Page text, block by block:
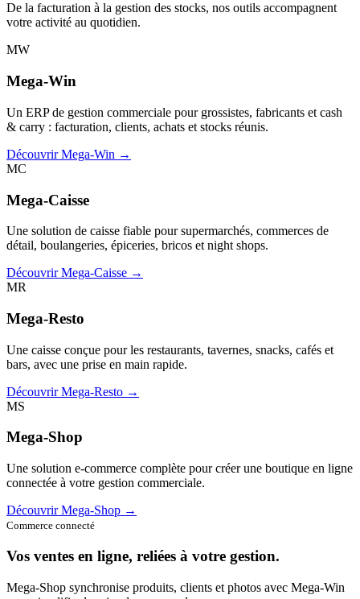
De la facturation à la gestion des stocks, nos outils accompagnent
votre activité au quotidien.
MW
Mega-Win
Un ERP de gestion commerciale pour grossistes, fabricants et cash
& carry : facturation, clients, achats et stocks réunis.
Découvrir Mega-Win →
MC
Mega-Caisse
Une solution de caisse fiable pour supermarchés, commerces de
détail, boulangeries, épiceries, bricos et night shops.
Découvrir Mega-Caisse →
MR
Mega-Resto
Une caisse conçue pour les restaurants, tavernes, snacks, cafés et
bars, avec une prise en main rapide.
Découvrir Mega-Resto →
MS
Mega-Shop
Une solution e-commerce complète pour créer une boutique en ligne
connectée à votre gestion commerciale.
Découvrir Mega-Shop →
Commerce connecté
Vos ventes en ligne, reliées à votre gestion.
Mega-Shop synchronise produits, clients et photos avec Mega-Win